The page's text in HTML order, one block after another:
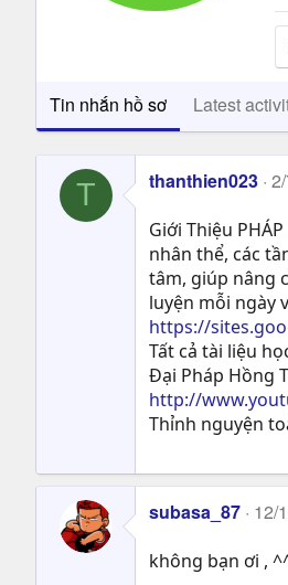
Tin nhắn hồ sơ Latest
T thanthien023
Giới Thiệu
nhân thể, các
tâm, giúp nâng
luyện mỗi ngày
https://
Tất cả tài liệu
Đại Pháp Hồng
http://
Thỉnh nguyện
subasa_87 12/
không bạn ơi ,